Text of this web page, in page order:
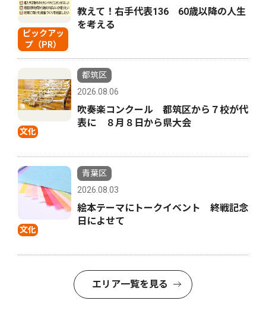
ピックアッ
プ（PR）
教えて！右手代表136 60歳以降の人生
を考える
文化
都筑区
2026.08.06
吹奏楽コンクール 都筑区から７校が代
表に ８月８日から県大会
文化
青葉区
2026.08.03
絵本テーマにトークイベント 終戦記念
日によせて
エリア一覧を見る